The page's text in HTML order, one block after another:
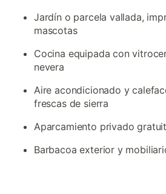
Jardín o parcela vallada,
mascotas
Cocina equipada con
nevera
Aire acondicionado y
frescas de sierra
Aparcamiento privado
Barbacoa exterior y